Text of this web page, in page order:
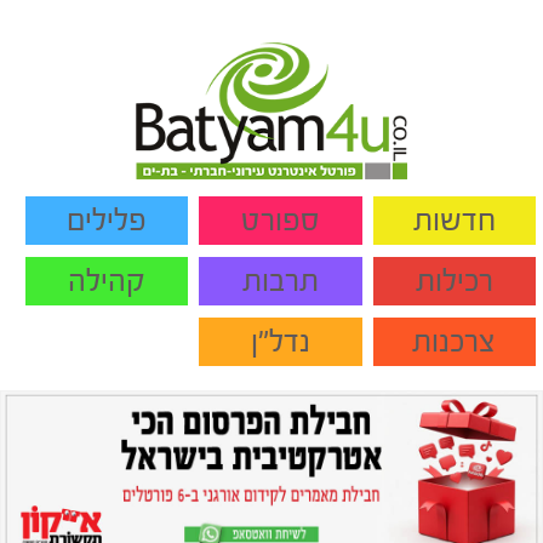
חדשות ספורט
פלילים
רכילות
תרבות
קהילה
צרכנות
נדל"ן